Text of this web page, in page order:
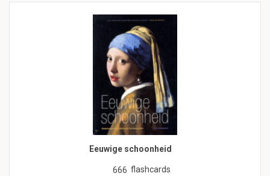
Eeuwige schoonheid
666 flashcards